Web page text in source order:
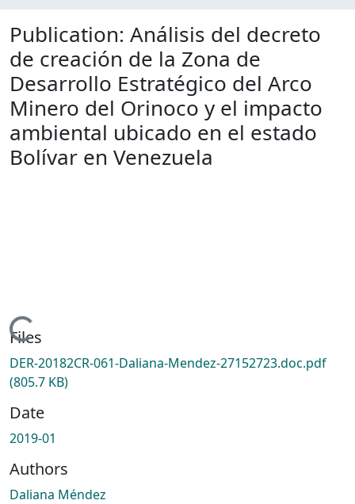
Publication: Análisis del decreto
de creación de la Zona de
Desarrollo Estratégico del Arco
Minero del Orinoco y el impacto
ambiental ubicado en el estado
Bolívar en Venezuela
Loading...
Files
DER-20182CR-061-Daliana-Mendez-27152723.doc.pdf
(805.7 KB)
Date
2019-01
Authors
Daliana Méndez